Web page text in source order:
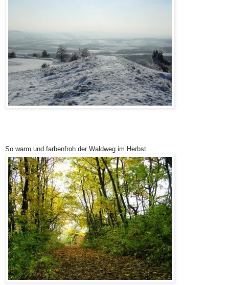
So warm und farbenfroh der Waldweg im Herbst ....